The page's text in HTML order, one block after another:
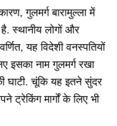
गुलमर्ग बारामुल्ला में
स्थानीय लोगों और
यह विदेशी वनस्पतियों
इसका नाम गुलमर्ग रखा
घाटी. चूंकि यह इतने सुंदर
मार्गों के लिए भी